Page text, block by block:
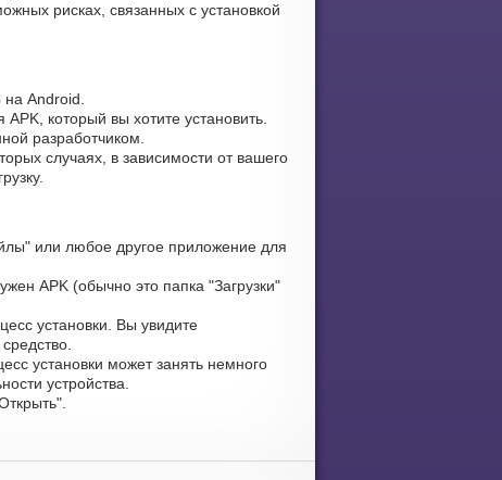
рисках, связанных с установкой
Android.
который вы хотите установить.
разработчиком.
случаях, в зависимости от вашего
или любое другое приложение для
APK (обычно это папка "Загрузки"
установки. Вы увидите
установки может занять немного
устройства.